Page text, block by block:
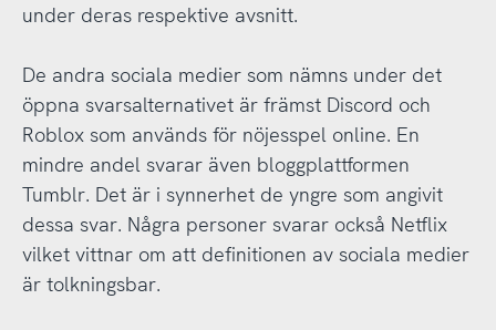
under deras respektive avsnitt.
De andra sociala medier som nämns under det
öppna svarsalternativet är främst Discord och
Roblox som används för nöjesspel online. En
mindre andel svarar även bloggplattformen
Tumblr. Det är i synnerhet de yngre som angivit
dessa svar. Några personer svarar också Netflix
vilket vittnar om att definitionen av sociala medier
är tolkningsbar.